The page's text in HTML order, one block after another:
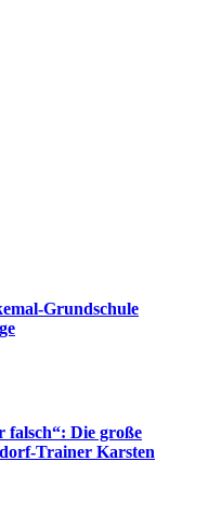
Grundschule
falsch“: Die große
Trainer Karsten